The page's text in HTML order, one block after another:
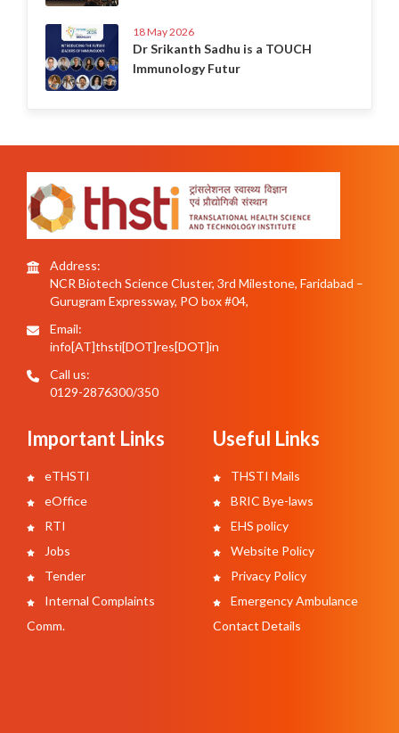
18 May 2026
Dr Srikanth Sadhu is a TOUCH
Immunology Futur
Address:
NCR Biotech Science Cluster, 3rd Milestone, Faridabad –
Gurugram Expressway, PO box #04,
Email:
info[AT]thsti[DOT]res[DOT]in
Call us:
0129-2876300/350
Important Links
eTHSTI
eOffice
RTI
Jobs
Tender
Internal Complaints
Comm.
Useful Links
THSTI Mails
BRIC Bye-laws
EHS policy
Website Policy
Privacy Policy
Emergency Ambulance
Contact Details